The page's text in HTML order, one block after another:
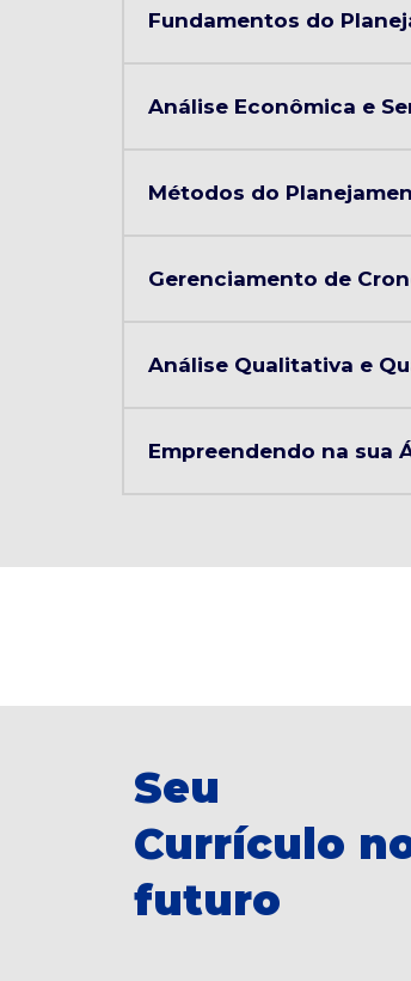
Fundamentos do
Análise Econômica e
Métodos do
Gerenciamento de
Análise Qualitativa e
Empreendendo na sua
Seu
Currículo
futuro